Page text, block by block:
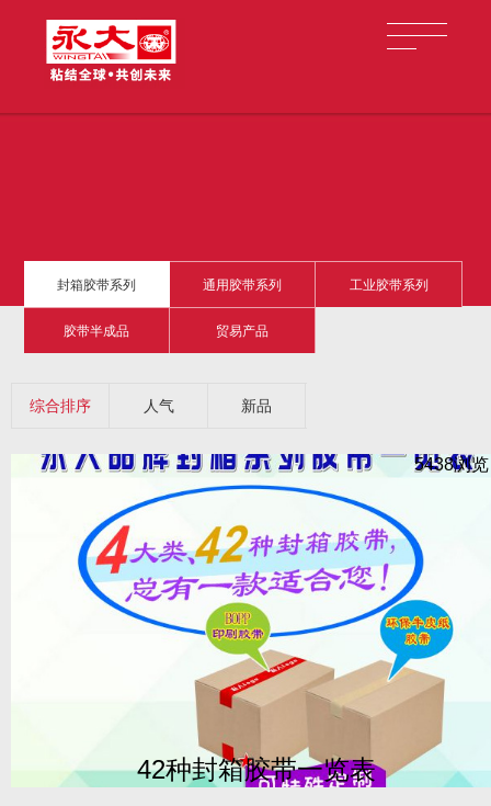
封箱胶带系列 通用胶带系列 工业胶带系列
胶带半成品 贸易产品
综合排序 人气 新品
5438浏
42种封箱胶带一览表